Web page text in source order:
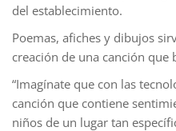
del establecimiento.
Poemas, afiches y dibujos
creación de una canción
“Imagínate que con las
canción que contiene
niños de un lugar tan